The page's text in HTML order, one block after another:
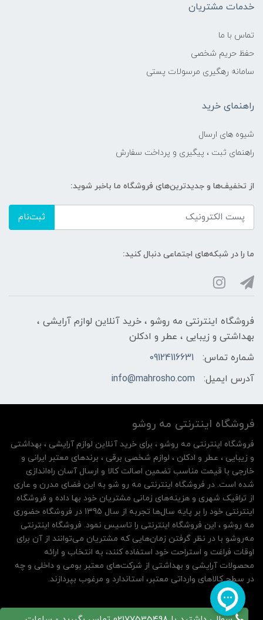
خدمات مشتریان
تماس با ما
حفظ حریم شخصی
سامانه رهگیری مرسولات پستی
راهنمای خرید
شیوه های ارسال
راهنمای ثبت ، پیگیری و پرداخت سفارش
از تخفیف‌ها و جدیدترین‌های فروشگاه ما باخبر شوید:
ثبت‌نام
ما را در شبکه‌های اجتماعی دنبال کنید:
فروشگاه اینترنتی مه‌ رو‌شو ، خرید آنلاین لوازم آرایشی ،
بهداشتی و زیبایی ، عطر و ادکلن
شماره تماس:
09124116631
آدرس ایمیل:
info@mahrosho.com
فروشگاه اینترنتی مه‌ رو‌شو
فروشگاه اینترنتی مه‌ رو‌شو ، برای خرید آنلاین لوازم آرایشی ، بهداشتی
و زیبایی ، عطر و ادکلن ، لوازم شخصی برقی ، برندهای معتبر ایرانی و
خارجی با قیمت مناسب تضمین اصالت کالا و ارسال آسان راه‌اندازی
شده است. در فروشگاه اینترنتی مه رو شو به این فضای مدرن و عاری
از ترافیک شهری و هزینه‌های زمانی مشتریان خود بها داده و فروشگاه
اینترنتی خود را بر پایه سال‌ها تجربه از سال 1395 در فروشگاه حضوری
مه روشو ، این فروشگاه اینترنتی را تاسیس نمود. فروشگاه اینترنتی
مه‌رو‌شو با در نظر گرفتن زمان‌هایی که مشتریان می‌توانند از آن‌ برای
اوقات فراغت و استراحت خود استفاده کنند، به انتخاب و ارائه
محصولات آرایشی و بهداشتی از شرکت‌های معتبر بومی و داخلی و چه
در سطح کالاهای وارداتی معتبر، استاندارد و مرغوب بپردازند.